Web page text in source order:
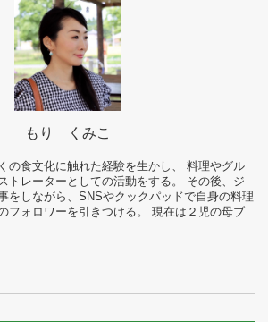
もり くみこ
の食文化に触れた経験を生かし、 料理やグル
トレーターとしての活動をする。 その後、ジ
をしながら、SNSやクックパッドで自身の料理
フォロワーを引きつける。 現在は２児の母ブ